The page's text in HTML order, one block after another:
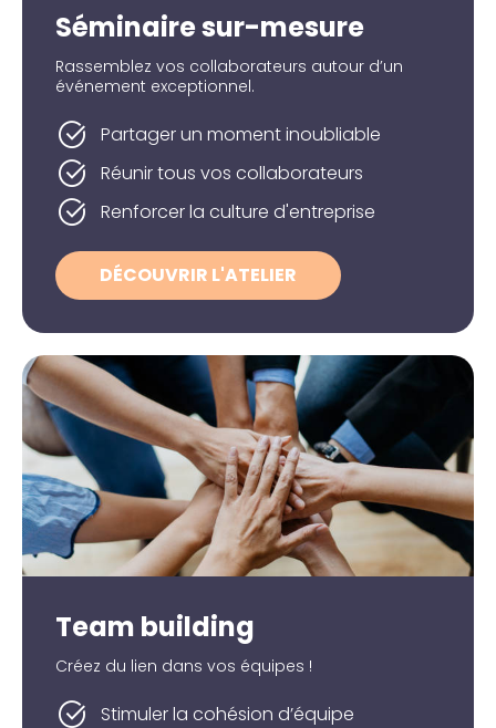
Séminaire sur-mesure
Rassemblez vos collaborateurs autour d’un
événement exceptionnel.
Partager un moment inoubliable
Réunir tous vos collaborateurs
Renforcer la culture d'entreprise
DÉCOUVRIR L'ATELIER
Team building
Créez du lien dans vos équipes !
Stimuler la cohésion d’équipe